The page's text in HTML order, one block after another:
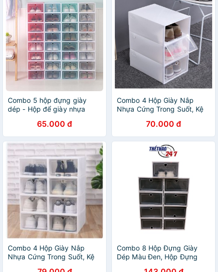
Combo 5 hộp đựng giày
dép - Hộp để giày nhựa
65.000 đ
Combo 4 Hộp Giày Nắp
Nhựa Cứng Trong Suốt, Kệ
Đựng Giày Dép Lắp Ghép
Tiện Lợi
70.000 đ
Combo 4 Hộp Giày Nắp
Nhựa Cứng Trong Suốt, Kệ
Combo 8 Hộp Đựng Giày
Dép Màu Đen, Hộp Đựng